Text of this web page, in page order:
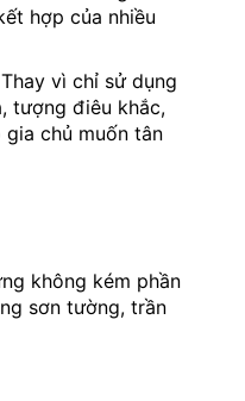
hợp của nhiều
vì chỉ sử dụng
tượng điêu khắc,
chủ muốn tân
không kém phần
sơn tường, trần